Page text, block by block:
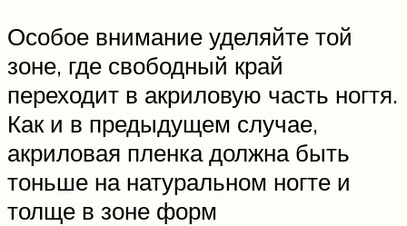
Особое внимание уделяйте той
зоне, где свободный край
переходит в акриловую часть ногтя.
Как и в предыдущем случае,
акриловая пленка должна быть
тоньше на натуральном ногте и
толще в зоне форм